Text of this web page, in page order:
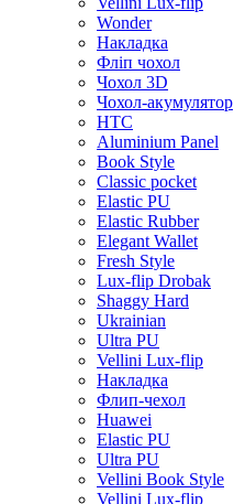
Wonder
Накладка
Фліп чохол
Чохол 3D
Чохол-акумулятор
HTC
Aluminium Panel
Book Style
Classic pocket
Elastic PU
Elastic Rubber
Elegant Wallet
Fresh Style
Lux-flip Drobak
Shaggy Hard
Ukrainian
Ultra PU
Vellini Lux-flip
Накладка
Флип-чехол
Huawei
Elastic PU
Ultra PU
Vellini Book Style
Vellini Lux-flip